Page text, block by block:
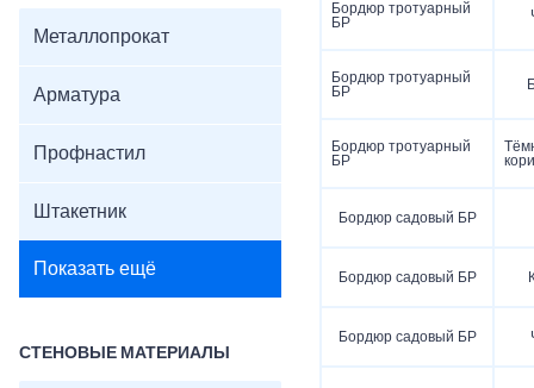
Металлопрокат
Арматура
Профнастил
Штакетник
Показать ещё
СТЕНОВЫЕ МАТЕРИАЛЫ
Бордюр тротуарный
БР
Бордюр тротуарный
БР
Бордюр тротуарный
БР
Бордюр садовый БР
Бордюр садовый БР
Бордюр садовый БР